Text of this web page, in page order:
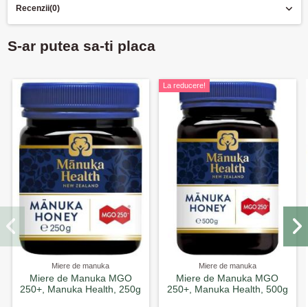
Recenzii(0)
S-ar putea sa-ti placa
Miere de manuka
Miere de Manuka MGO
250+, Manuka Health, 250g
La reducere!
Miere de manuka
Miere de Manuka MGO
250+, Manuka Health, 500g